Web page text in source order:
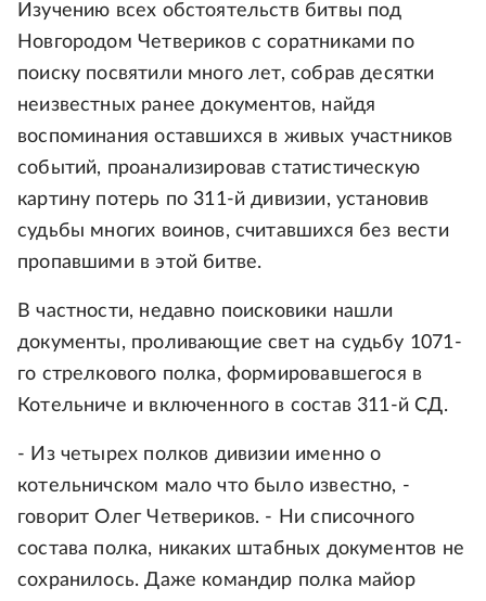
Изучению всех обстоятельств битвы под
Новгородом Четвериков с соратниками по
поиску посвятили много лет, собрав десятки
неизвестных ранее документов, найдя
воспоминания оставшихся в живых участников
событий, проанализировав статистическую
картину потерь по 311-й дивизии, установив
судьбы многих воинов, считавшихся без вести
пропавшими в этой битве.
В частности, недавно поисковики нашли
документы, проливающие свет на судьбу 1071-
го стрелкового полка, формировавшегося в
Котельниче и включенного в состав 311-й СД.
- Из четырех полков дивизии именно о
котельничском мало что было известно, -
говорит Олег Четвериков. - Ни списочного
состава полка, никаких штабных документов не
сохранилось. Даже командир полка майор